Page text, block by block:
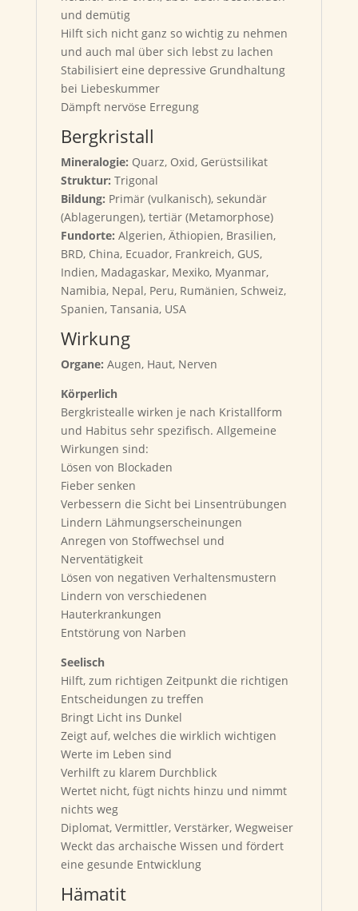
und demütig
Hilft sich nicht ganz so wichtig zu nehmen
und auch mal über sich lebst zu lachen
Stabilisiert eine depressive Grundhaltung
bei Liebeskummer
Dämpft nervöse Erregung
Bergkristall
Mineralogie: Quarz, Oxid, Gerüstsilikat
Struktur: Trigonal
Bildung: Primär (vulkanisch), sekundär
(Ablagerungen), tertiär (Metamorphose)
Fundorte: Algerien, Äthiopien, Brasilien,
BRD, China, Ecuador, Frankreich, GUS,
Indien, Madagaskar, Mexiko, Myanmar,
Namibia, Nepal, Peru, Rumänien, Schweiz,
Spanien, Tansania, USA
Wirkung
Organe: Augen, Haut, Nerven
Körperlich
Bergkristealle wirken je nach Kristallform
und Habitus sehr spezifisch. Allgemeine
Wirkungen sind:
Lösen von Blockaden
Fieber senken
Verbessern die Sicht bei Linsentrübungen
Lindern Lähmungserscheinungen
Anregen von Stoffwechsel und
Nerventätigkeit
Lösen von negativen Verhaltensmustern
Lindern von verschiedenen
Hauterkrankungen
Entstörung von Narben
Seelisch
Hilft, zum richtigen Zeitpunkt die richtigen
Entscheidungen zu treffen
Bringt Licht ins Dunkel
Zeigt auf, welches die wirklich wichtigen
Werte im Leben sind
Verhilft zu klarem Durchblick
Wertet nicht, fügt nichts hinzu und nimmt
nichts weg
Diplomat, Vermittler, Verstärker, Wegweiser
Weckt das archaische Wissen und fördert
eine gesunde Entwicklung
Hämatit